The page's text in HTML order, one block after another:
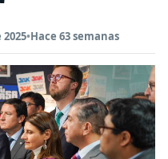
2025•Hace 63 semanas